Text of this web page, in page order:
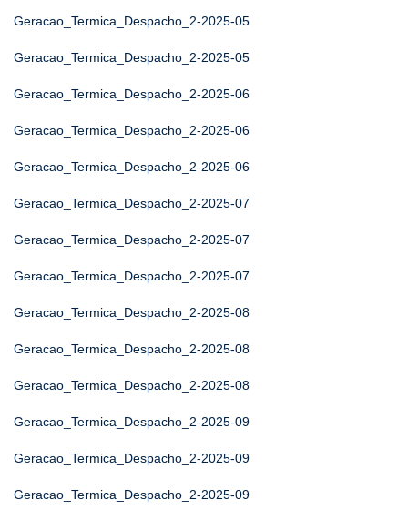
Geracao_Termica_Despacho_2-2025-05
Geracao_Termica_Despacho_2-2025-05
Geracao_Termica_Despacho_2-2025-06
Geracao_Termica_Despacho_2-2025-06
Geracao_Termica_Despacho_2-2025-06
Geracao_Termica_Despacho_2-2025-07
Geracao_Termica_Despacho_2-2025-07
Geracao_Termica_Despacho_2-2025-07
Geracao_Termica_Despacho_2-2025-08
Geracao_Termica_Despacho_2-2025-08
Geracao_Termica_Despacho_2-2025-08
Geracao_Termica_Despacho_2-2025-09
Geracao_Termica_Despacho_2-2025-09
Geracao_Termica_Despacho_2-2025-09